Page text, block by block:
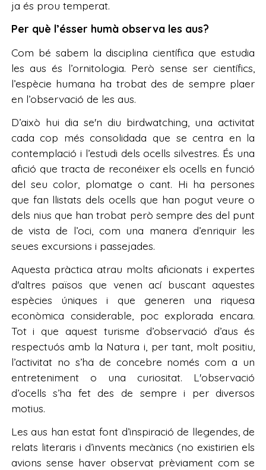
ja és prou temperat.
Per què l’ésser humà observa les aus?
Com bé sabem la disciplina científica que estudia
les aus és l’ornitologia. Però sense ser científics,
l’espècie humana ha trobat des de sempre plaer
en l’observació de les aus.
D’això hui dia se'n diu birdwatching, una activitat
cada cop més consolidada que se centra en la
contemplació i l’estudi dels ocells silvestres. És una
afició que tracta de reconéixer els ocells en funció
del seu color, plomatge o cant. Hi ha persones
que fan llistats dels ocells que han pogut veure o
dels nius que han trobat però sempre des del punt
de vista de l’oci, com una manera d’enriquir les
seues excursions i passejades.
Aquesta pràctica atrau molts aficionats i expertes
d'altres països que venen ací buscant aquestes
espècies úniques i que generen una riquesa
econòmica considerable, poc explorada encara.
Tot i que aquest turisme d’observació d’aus és
respectuós amb la Natura i, per tant, molt positiu,
l’activitat no s’ha de concebre només com a un
entreteniment o una curiositat. L'observació
d’ocells s’ha fet des de sempre i per diversos
motius.
Les aus han estat font d’inspiració de llegendes, de
relats literaris i d’invents mecànics (no existirien els
avions sense haver observat prèviament com se